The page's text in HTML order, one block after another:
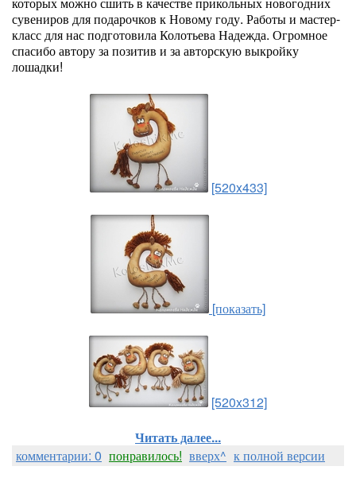
сувениров для подарочков к Новому году. Работы и мастер-
класс для нас подготовила Колотьева Надежда. Огромное
спасибо автору за позитив и за авторскую выкройку
лошадки!
[520x433]
[показать]
[520x312]
Читать далее...
комментарии: 0 понравилось! вверх^ к полной версии